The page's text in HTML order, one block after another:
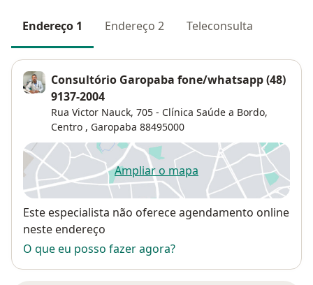
Endereço 1 Endereço 2 Teleconsulta
Consultório Garopaba fone/whatsapp (48)
9137-2004
Rua Victor Nauck, 705 - Clínica Saúde a Bordo,
Centro , Garopaba 88495000
Ampliar o mapaabre num novo separador
Disponibilidade
Este especialista não oferece agendamento online
neste endereço
O que eu posso fazer agora?